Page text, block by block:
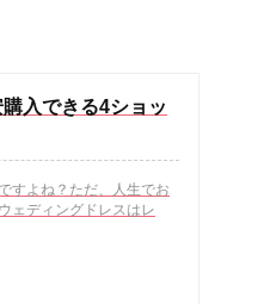
入できる4ショッ
すよね？ただ、人生でお
ェディングドレスはレ